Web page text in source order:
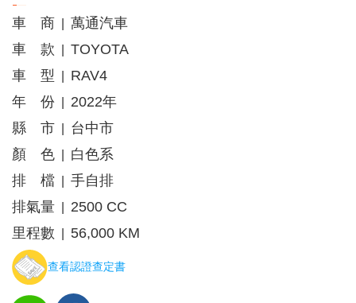
車 商
萬通汽車
車 款
TOYOTA
車 型
RAV4
年 份
2022年
縣 市
台中市
顏 色
白色系
排 檔
手自排
排氣量
2500 CC
里程數
56,000 KM
查看認證查定書